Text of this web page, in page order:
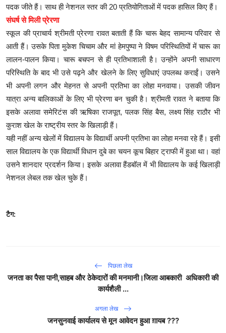
पदक जीते हैं। साथ ही नेशनल स्तर की 20 प्रतियोगिताओं में पदक हासिल किए हैं।
संघर्ष से मिली प्रेरणा
स्कूल की प्राचार्य श्रीमती प्रेरणा रावत बताती हैं कि चारू बेहद सामान्य परिवार से
आती हैं। उसके पिता मुकेश चिचाम और मां हेमपुष्पा ने विषम परिस्थितियों में चारू का
लालन-पालन किया। चारू बचपन से ही प्रतिभाशाली है। उन्होंने अपनी साधारण
परिस्थिति के बाद भी उसे पढ़ने और खेलने के लिए सुविधाएं उपलब्ध कराईं। उसने
भी अपनी लगन और मेहनत से अपनी प्रतिभा का लोहा मनवाया। उसकी जीवन
यात्रा अन्य बालिकाओं के लिए भी प्रेरणा बन चुकी है। श्रीमती रावत ने बताया कि
इसके अलावा समेरिटंस की ऋषिका राजपूत, पलक सिंह बैस, लक्ष्य सिंह राठौर भी
कुराश खेल के राष्ट्रीय स्तर के खिलाड़ी हैं।
यही नहीं अन्य खेलों में विद्यालय के विद्यार्थी अपनी प्रतिभा का लोहा मनवा रहे हैं। इसी
साल विद्यालय के एक विद्यार्थी विधान दुबे का चयन कूच बिहार ट्राफी में हुआ था। वहां
उसने शानदार प्रदर्शन किया। इसके अलावा हैंडबॉल में भी विद्यालय के कई खिलाड़ी
नेशनल लेबल तक खेल चुके हैं।
टैग:
पिछला लेख
जनता का पैसा पानी,साहब और ठेकेदारों की मनमानी।जिला आबकारी अधिकारी की
कार्यशैली ...
अगला लेख
जनसुनवाई कार्यालय से मून आवेदन हुआ ग़ायब ???